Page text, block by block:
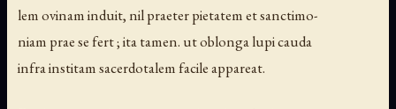
lem ovinam induit, nil praeter pietatem et sanctimo-
niam prae se fert ; ita tamen. ut oblonga lupi cauda
infra institam sacerdotalem facile appareat.